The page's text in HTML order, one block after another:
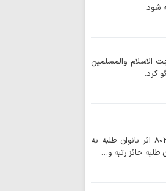
شود
الاسلام والمسلمین
کرد.
حوزه/ معاون پژوهش حوزه علمیه خواهران اصفهان از ارسال 802 اثر بانوان طلبه به